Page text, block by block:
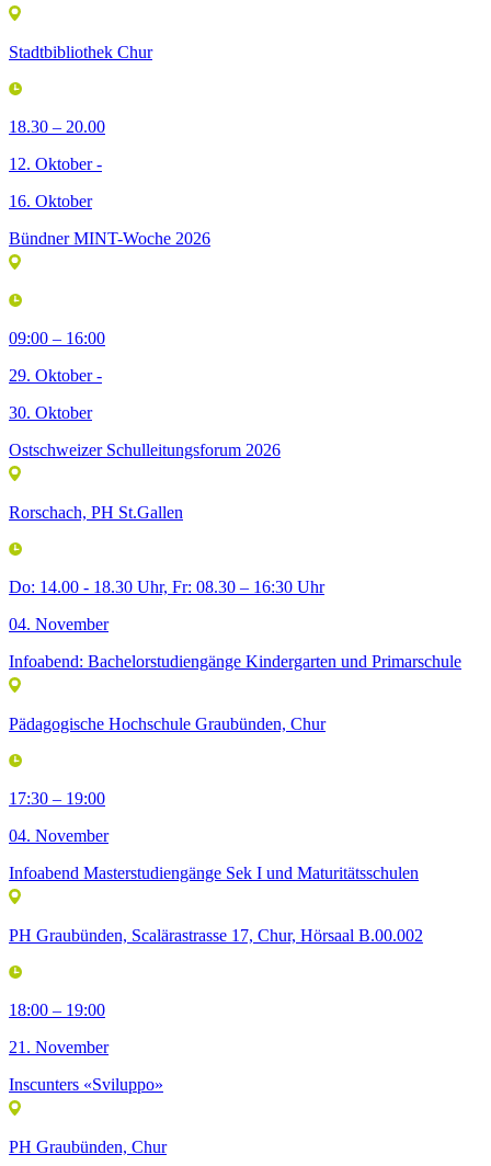
Stadtbibliothek Chur
18.30 – 20.00
12. Oktober -
16. Oktober
Bündner MINT-Woche 2026
09:00 – 16:00
29. Oktober -
30. Oktober
Ostschweizer Schulleitungsforum 2026
Rorschach, PH St.Gallen
Do: 14.00 - 18.30 Uhr, Fr: 08.30 – 16:30 Uhr
04. November
Infoabend: Bachelorstudiengänge Kindergarten und Primarschule
Pädagogische Hochschule Graubünden, Chur
17:30 – 19:00
04. November
Infoabend Masterstudiengänge Sek I und Maturitätsschulen
PH Graubünden, Scalärastrasse 17, Chur, Hörsaal B.00.002
18:00 – 19:00
21. November
Inscunters «Sviluppo»
PH Graubünden, Chur